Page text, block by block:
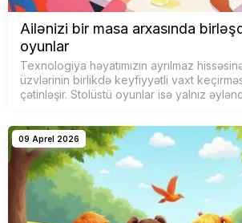
Ailənizi bir masa arxasında
oyunlar
Texnologiya həyatımızın ayrılmaz
üzvlərinin birlikdə keyfiyyətli vaxt
çətinləşir. Stolüstü oyunlar isə yalnız
09 Aprel 2026